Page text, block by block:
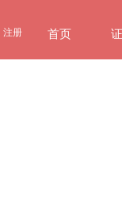
首页
注册